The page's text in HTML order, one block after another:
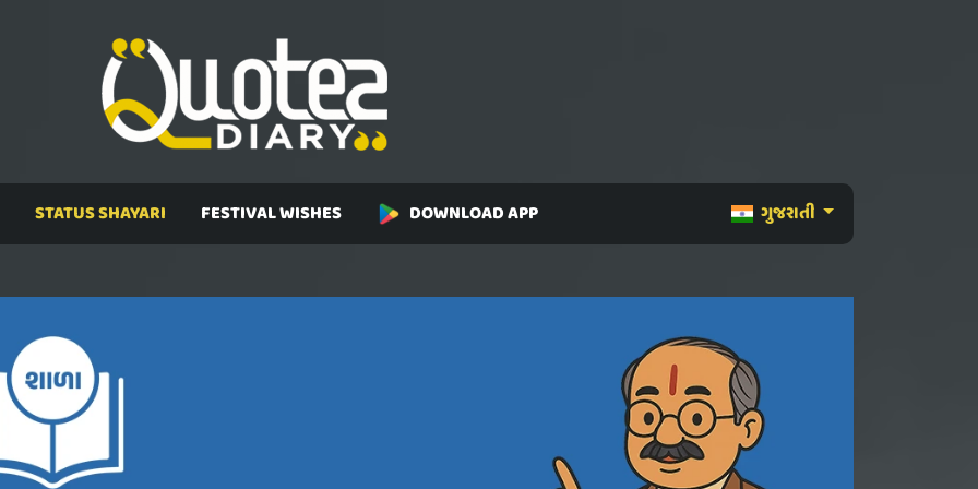
ગુજરાતી
STATUS SHAYARI FESTIVAL WISHES DOWNLOAD APP